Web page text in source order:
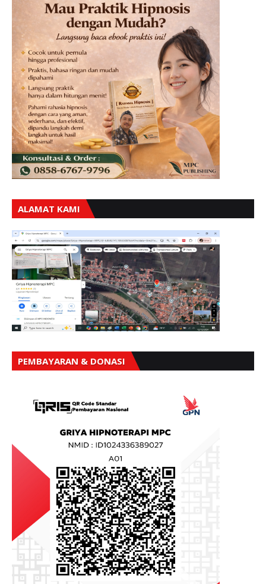
ALAMAT KAMI
PEMBAYARAN & DONASI